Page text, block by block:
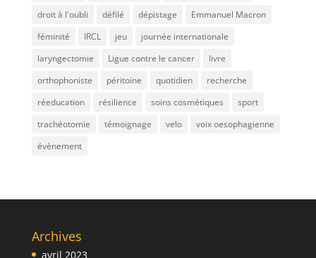
droit à l'oubli
défilé dépistage
Emmanuel Macron
féminité
IRCL jeu
journée internationale
laryngectomie
Ligue contre le cancer
livre
orthophoniste
péritoine quotidien
recherche
réeducation
résilience soins cosmétiques
sport
trachéotomie
témoignage velo
voix oesophagienne
évènement
Archives
avril 2023